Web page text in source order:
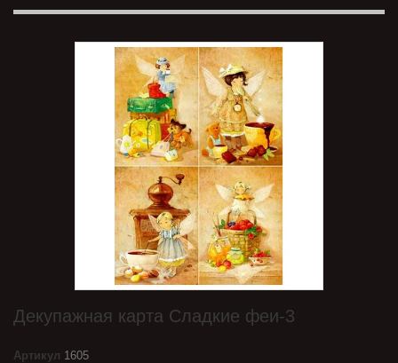
Декупажная карта Сладкие феи-3
Артикул 1605